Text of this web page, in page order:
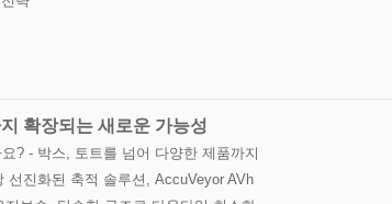
확장되는 새로운 가능성
? - 박스, 토트를 넘어 다양한 제품까지
선진화된 축적 솔루션, AccuVeyor AVh